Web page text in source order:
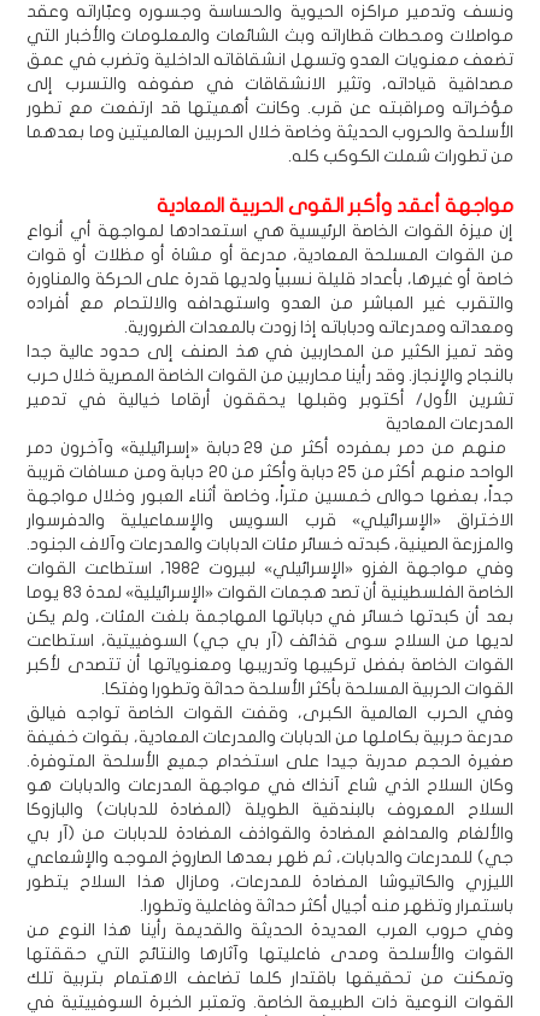
ونسف وتدمير مراكزه الحيوية والحساسة وجسوره وعبّاراته وعقد
مواصلات ومحطات قطاراته وبث الشائعات والمعلومات والأخبار التي
تضعف معنويات العدو وتسهل انشقاقاته الداخلية وتضرب في عمق
مصداقية قياداته، وتثير الانشقاقات في صفوفه والتسرب إلى
مؤخراته ومراقبته عن قرب. وكانت أهميتها قد ارتفعت مع تطور
الأسلحة والحروب الحديثة وخاصة خلال الحربين العالميتين وما بعدهما
من تطورات شملت الكوكب كله.
مواجهة أعقد وأكبر القوى الحربية المعادية
إن ميزة القوات الخاصة الرئيسية هي استعدادها لمواجهة أي أنواع
من القوات المسلحة المعادية، مدرعة أو مشاة أو مظلات أو قوات
خاصة أو غيرها، بأعداد قليلة نسبياً ولديها قدرة على الحركة والمناورة
والتقرب غير المباشر من العدو واستهدافه والالتحام مع أفراده
ومعداته ومدرعاته ودباباته إذا زودت بالمعدات الضرورية.
وقد تميز الكثير من المحاربين في هذ الصنف إلى حدود عالية جدا
بالنجاح والإنجاز. وقد رأينا محاربين من القوات الخاصة المصرية خلال حرب
تشرين الأول/ أكتوبر وقبلها يحققون أرقاما خيالية في تدمير
المدرعات المعادية
منهم من دمر بمفرده أكثر من 29 دبابة «إسرائيلية» وآخرون دمر
الواحد منهم أكثر من 25 دبابة وأكثر من 20 دبابة ومن مسافات قريبة
جداً، بعضها حوالى خمسين متراً، وخاصة أثناء العبور وخلال مواجهة
الاختراق «الإسرائيلي» قرب السويس والإسماعيلية والدفرسوار
والمزرعة الصينية، كبدته خسائر مئات الدبابات والمدرعات وآلاف الجنود.
وفي مواجهة الغزو «الإسرائيلي» لبيروت 1982، استطاعت القوات
الخاصة الفلسطينية أن تصد هجمات القوات «الإسرائيلية» لمدة 83 يوما
بعد أن كبدتها خسائر في دباباتها المهاجمة بلغت المئات، ولم يكن
لديها من السلاح سوى قذائف (آر بي جي) السوفييتية، استطاعت
القوات الخاصة بفضل تركيبها وتدريبها ومعنوياتها أن تتصدى لأكبر
القوات الحربية المسلحة بأكثر الأسلحة حداثة وتطورا وفتكا.
وفي الحرب العالمية الكبرى، وقفت القوات الخاصة تواجه فيالق
مدرعة حربية بكاملها من الدبابات والمدرعات المعادية، بقوات خفيفة
صغيرة الحجم مدربة جيدا على استخدام جميع الأسلحة المتوفرة.
وكان السلاح الذي شاع آنذاك في مواجهة المدرعات والدبابات هو
السلاح المعروف بالبندقية الطويلة (المضادة للدبابات) والبازوكا
والألغام والمدافع المضادة والقواذف المضادة للدبابات من (آر بي
جي) للمدرعات والدبابات، ثم ظهر بعدها الصاروخ الموجه والإشعاعي
الليزري والكاتيوشا المضادة للمدرعات، ومازال هذا السلاح يتطور
باستمرار وتظهر منه أجيال أكثر حداثة وفاعلية وتطورا.
وفي حروب العرب العديدة الحديثة والقديمة رأينا هذا النوع من
القوات والأسلحة ومدى فاعليتها وآثارها والنتائج التي حققتها
وتمكنت من تحقيقها باقتدار كلما تضاعف الاهتمام بتربية تلك
القوات النوعية ذات الطبيعة الخاصة. وتعتبر الخبرة السوفييتية في